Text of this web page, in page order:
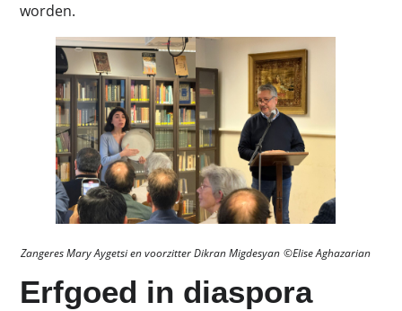
worden.
Zangeres Mary Aygetsi en voorzitter Dikran Migdesyan ©Elise Aghazarian
Erfgoed in diaspora